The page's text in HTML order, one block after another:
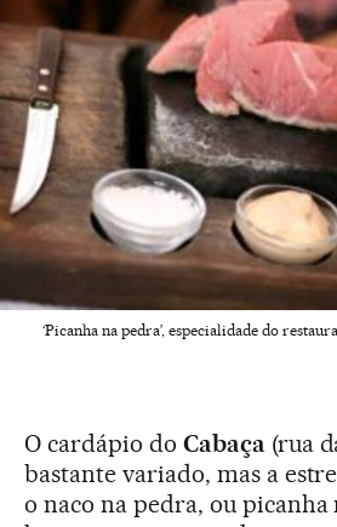
‘Picanha na pedra’, especialidade do
O cardápio do Cabaça (rua
bastante variado, mas a
o naco na pedra, ou picanha